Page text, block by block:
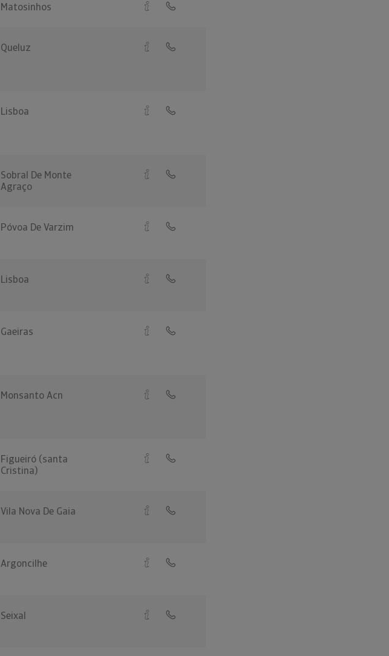
Matosinhos
Queluz
Lisboa
Sobral De Monte
Agraço
Póvoa De Varzim
Lisboa
Gaeiras
Monsanto Acn
Figueiró (santa
Cristina)
Vila Nova De Gaia
Argoncilhe
Seixal